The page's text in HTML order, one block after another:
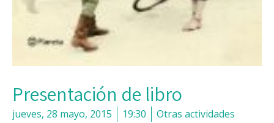
Presentación de libro
jueves, 28 mayo, 2015 19:30 Otras actividades